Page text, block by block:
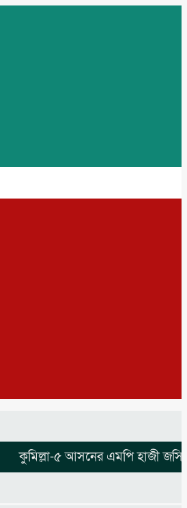
কুমিল্লা-৫ আসনের এমপি হাজী জসিম